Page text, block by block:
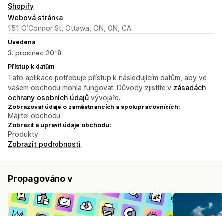
Shopify
Webová stránka
151 O’Connor St, Ottawa, ON, ON, CA
Uvedena
3. prosinec 2018
Přístup k datům
Tato aplikace potřebuje přístup k následujícím datům, aby ve
vašem obchodu mohla fungovat. Důvody zjistíte v zásadách
ochrany osobních údajů vývojáře.
Zobrazovat údaje o zaměstnancích a spolupracovnících:
Majitel obchodu
Zobrazit a upravit údaje obchodu:
Produkty
Zobrazit podrobnosti
Propagováno v